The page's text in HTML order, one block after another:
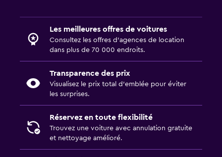
Les meilleures offres de voitures
Consultez les offres d’agences de location
dans plus de 70 000 endroits.
Transparence des prix
Visualisez le prix total d’emblée pour éviter
les surprises.
Réservez en toute flexibilité
Trouvez une voiture avec annulation gratuite
et nettoyage amélioré.